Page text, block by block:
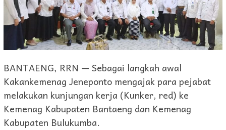
BANTAENG, RRN — Sebagai langkah awal
Kakankemenag Jeneponto mengajak para pejabat
melakukan kunjungan kerja (Kunker, red) ke
Kemenag Kabupaten Bantaeng dan Kemenag
Kabupaten Bulukumba.